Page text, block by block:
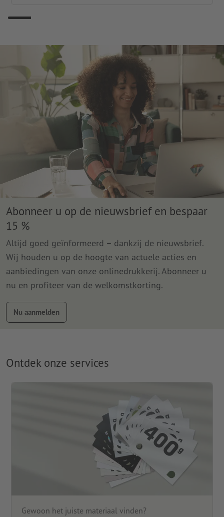
Abonneer u op de nieuwsbrief en bespaar
15 %
Altijd goed geïnformeerd – dankzij de nieuwsbrief.
Wij houden u op de hoogte van actuele acties en
aanbiedingen van onze onlinedrukkerij. Abonneer u
nu en profiteer van de welkomstkorting.
Nu aanmelden
Ontdek onze services
Gewoon het juiste materiaal vinden?